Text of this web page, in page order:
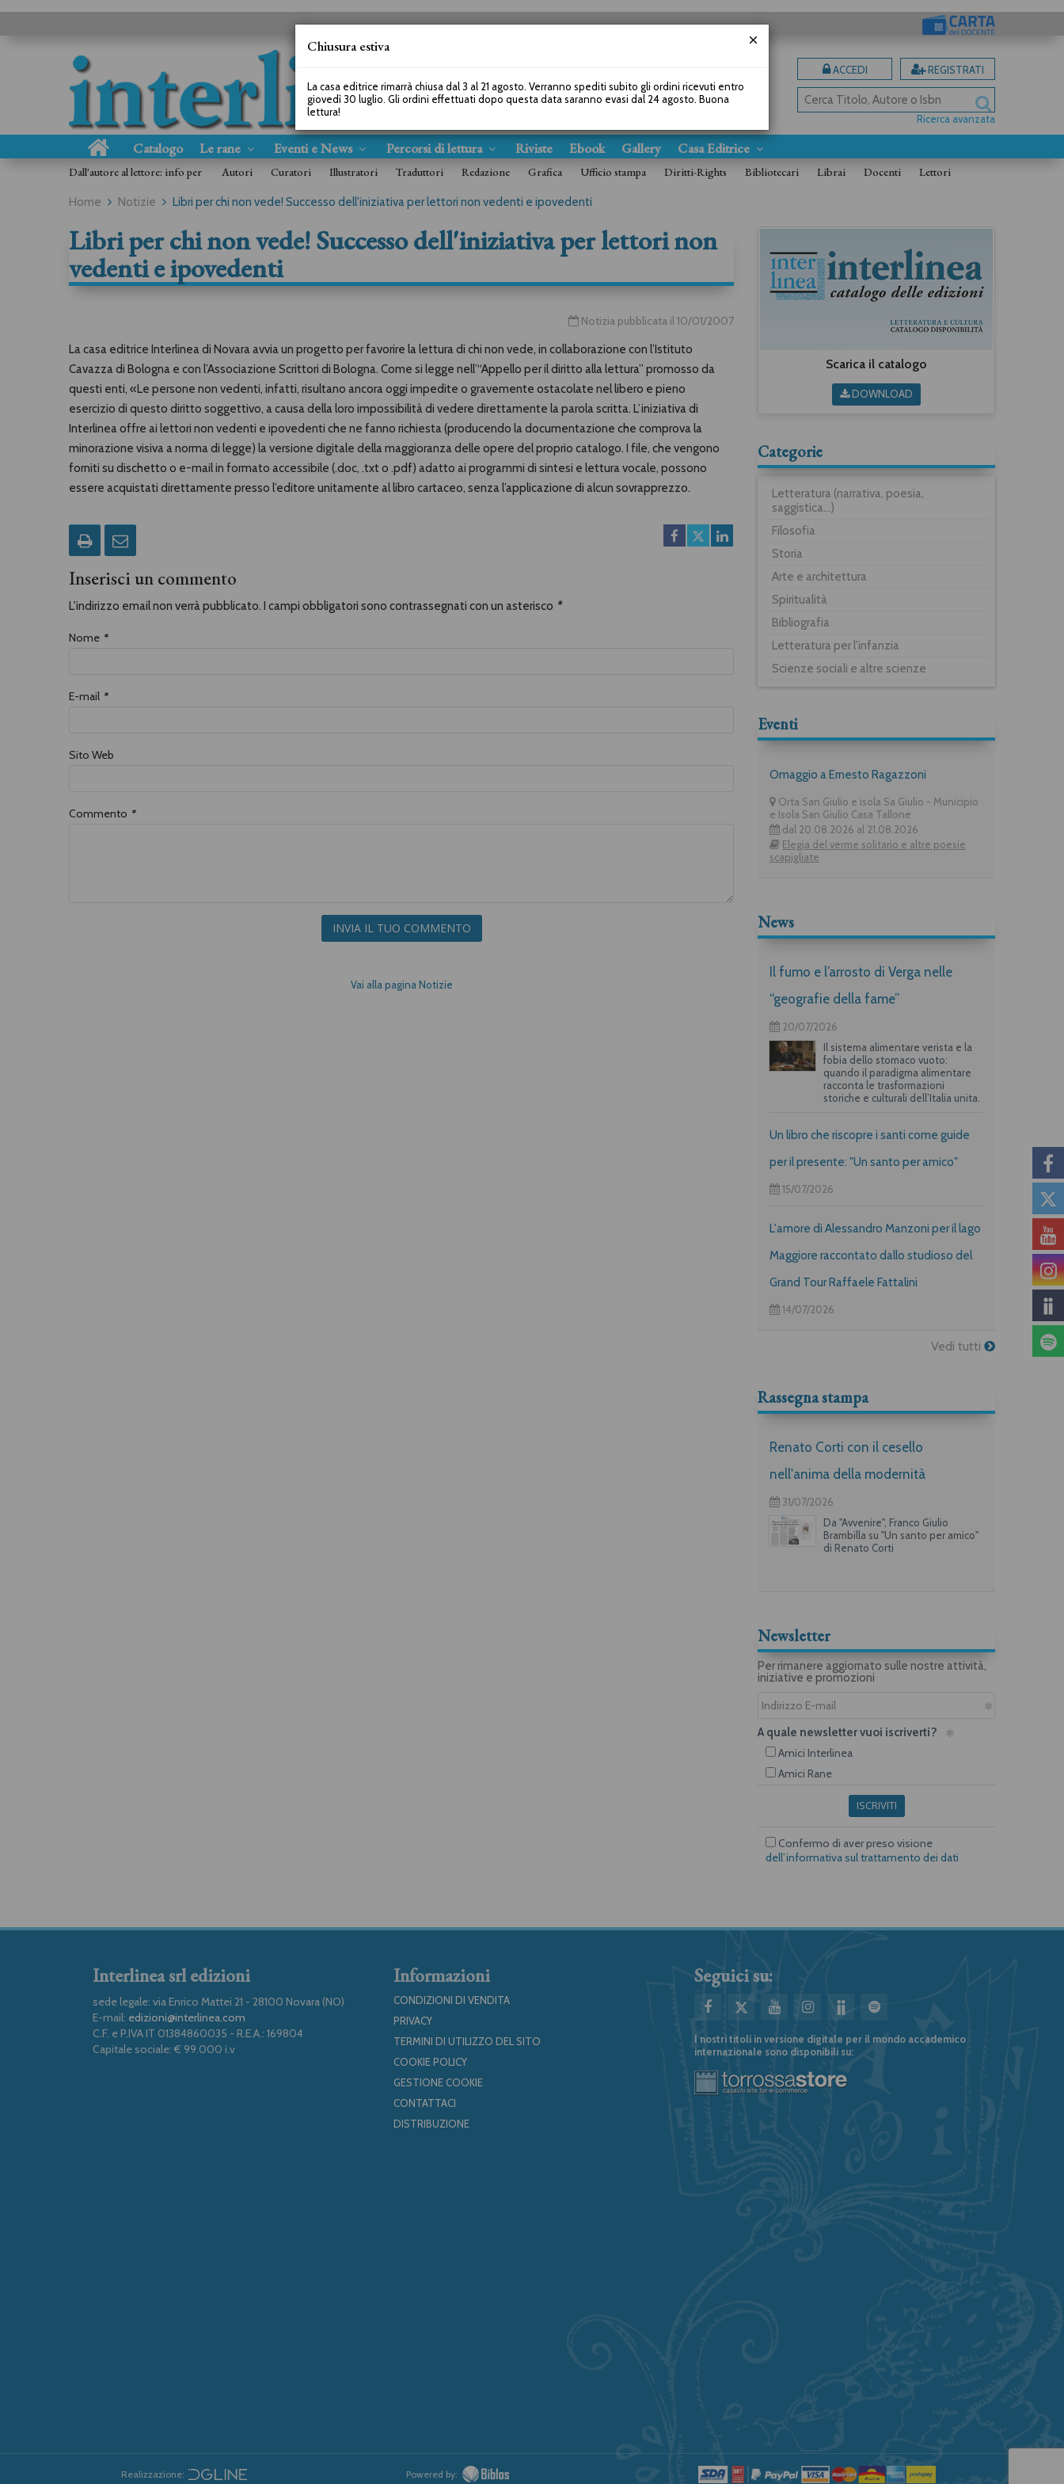
ACCEDI REGISTRATI
Ricerca avanzata
Catalogo Le rane Eventi e News Percorsi di lettura Riviste Ebook Gallery Casa Editrice
Dall'autore al lettore: info per Autori Curatori Illustratori Traduttori Redazione Grafica Ufficio stampa Diritti-Rights Bibliotecari Librai Docenti Lettori
Home Notizie Libri per chi non vede! Successo dell'iniziativa per lettori non vedenti e ipovedenti
Libri per chi non vede! Successo dell'iniziativa per lettori non
vedenti e ipovedenti
Notizia pubblicata il 10/01/2007
La casa editrice Interlinea di Novara avvia un progetto per favorire la lettura di chi non vede, in collaborazione con l’Istituto
Cavazza di Bologna e con l’Associazione Scrittori di Bologna. Come si legge nell’“Appello per il diritto alla lettura” promosso da
questi enti, «Le persone non vedenti, infatti, risultano ancora oggi impedite o gravemente ostacolate nel libero e pieno
esercizio di questo diritto soggettivo, a causa della loro impossibilità di vedere direttamente la parola scritta. L’iniziativa di
Interlinea offre ai lettori non vedenti e ipovedenti che ne fanno richiesta (producendo la documentazione che comprova la
minorazione visiva a norma di legge) la versione digitale della maggioranza delle opere del proprio catalogo. I file, che vengono
forniti su dischetto o e-mail in formato accessibile (.doc, .txt o .pdf) adatto ai programmi di sintesi e lettura vocale, possono
essere acquistati direttamente presso l’editore unitamente al libro cartaceo, senza l’applicazione di alcun sovrapprezzo.
Inserisci un commento
L'indirizzo email non verrà pubblicato. I campi obbligatori sono contrassegnati con un asterisco *
Nome *
E-mail *
Sito Web
Commento *
INVIA IL TUO COMMENTO
Vai alla pagina Notizie
Scarica il catalogo
DOWNLOAD
Categorie
Letteratura (narrativa, poesia,
saggistica...)
Filosofia
Storia
Arte e architettura
Spiritualità
Bibliografia
Letteratura per l'infanzia
Scienze sociali e altre scienze
Eventi
Omaggio a Ernesto Ragazzoni
Orta San Giulio e isola Sa Giulio - Municipio
e Isola San Giulio Casa Tallone
dal 20.08.2026 al 21.08.2026
Elegia del verme solitario e altre poesie
scapigliate
News
Il fumo e l’arrosto di Verga nelle
“geografie della fame”
20/07/2026
Il sistema alimentare verista e la
fobia dello stomaco vuoto:
quando il paradigma alimentare
racconta le trasformazioni
storiche e culturali dell’Italia unita.
Un libro che riscopre i santi come guide
per il presente: "Un santo per amico"
15/07/2026
L'amore di Alessandro Manzoni per il lago
Maggiore raccontato dallo studioso del
Grand Tour Raffaele Fattalini
14/07/2026
Vedi tutti
Rassegna stampa
Renato Corti con il cesello
nell'anima della modernità
31/07/2026
Da "Avvenire", Franco Giulio
Brambilla su "Un santo per amico"
di Renato Corti
Newsletter
Per rimanere aggiornato sulle nostre attività,
iniziative e promozioni
A quale newsletter vuoi iscriverti?
Amici Interlinea
Amici Rane
ISCRIVITI
Confermo di aver preso visione
dell’informativa sul trattamento dei dati
Interlinea srl edizioni
sede legale: via Enrico Mattei 21 - 28100 Novara (NO)
E-mail: edizioni@interlinea.com
C.F. e P.IVA IT 01384860035 - R.E.A.: 169804
Capitale sociale: € 99.000 i.v
Informazioni
CONDIZIONI DI VENDITA
PRIVACY
TERMINI DI UTILIZZO DEL SITO
COOKIE POLICY
GESTIONE COOKIE
CONTATTACI
DISTRIBUZIONE
Seguici su:
I nostri titoli in versione digitale per il mondo accademico
internazionale sono disponibili su:
Realizzazione: Powered by:
Chiusura estiva
La casa editrice rimarrà chiusa dal 3 al 21 agosto. Verranno spediti subito gli ordini ricevuti entro
giovedì 30 luglio. Gli ordini effettuati dopo questa data saranno evasi dal 24 agosto. Buona
lettura!